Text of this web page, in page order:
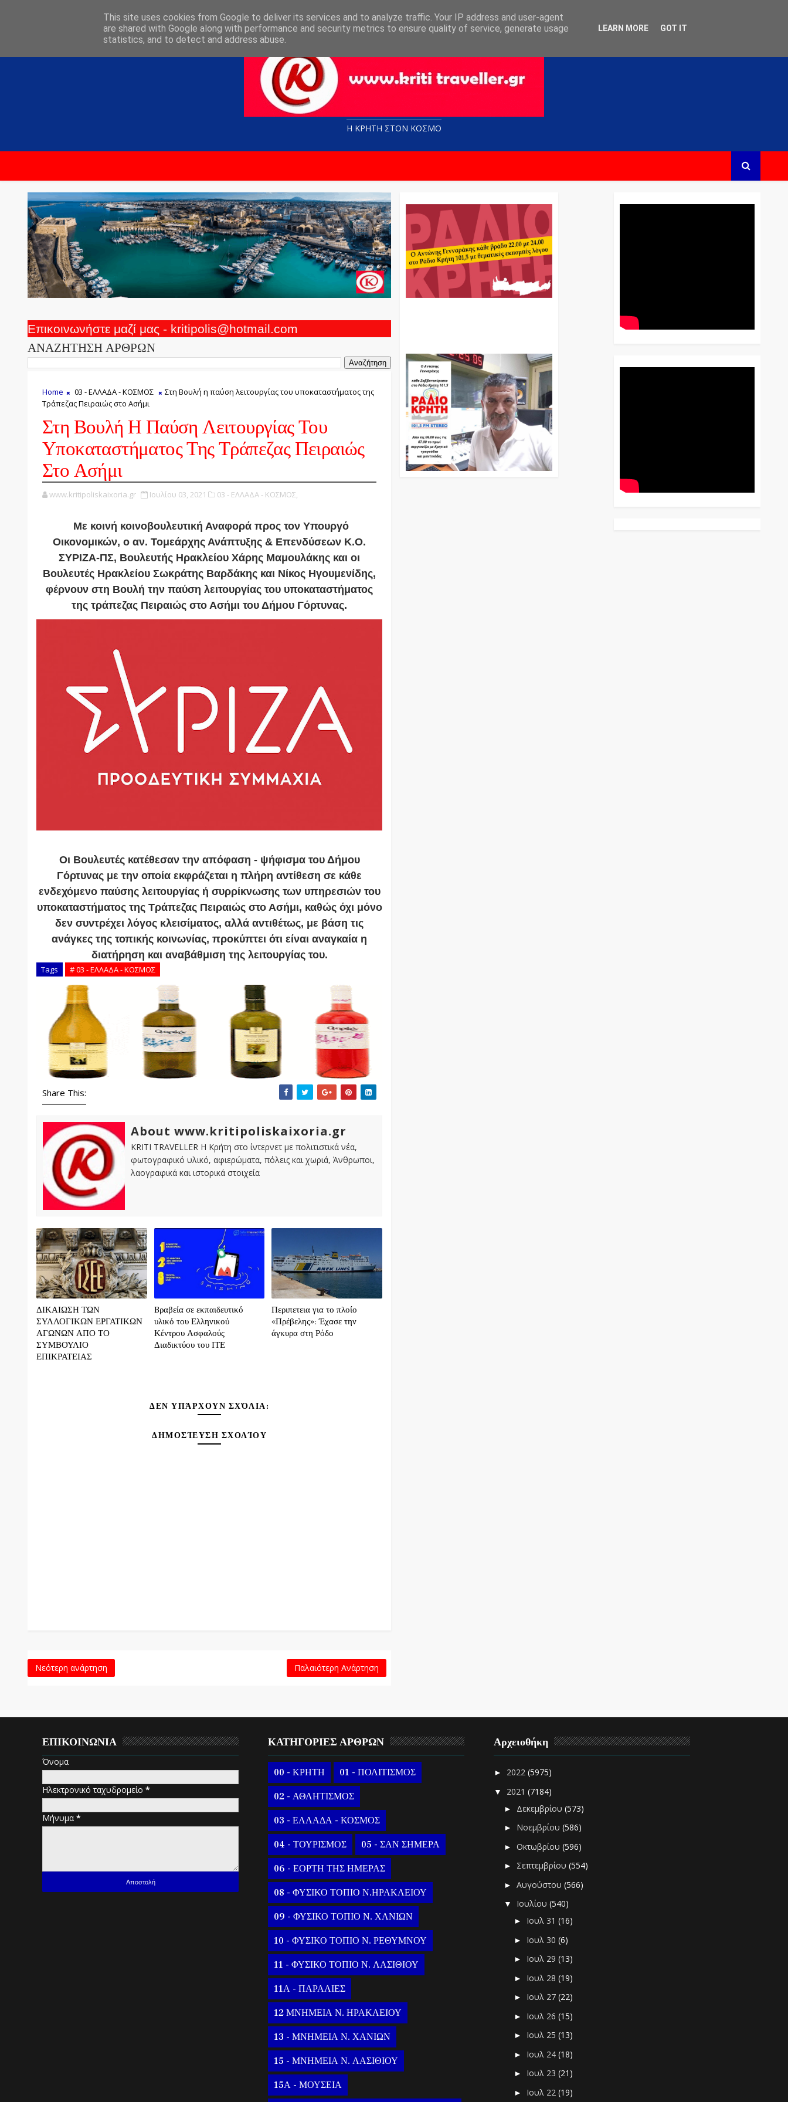
Η ΚΡΗΤΗ ΣΤΟN KOΣΜΟ
Επικοινωνήστε μαζί μας - kritipolis@hotmail.com
ΑΝΑΖΗΤΗΣΗ ΑΡΘΡΩΝ
Home 03 - ΕΛΛΑΔΑ - ΚΟΣΜΟΣ
Στη Βουλή η παύση λειτουργίας του υποκαταστήματος της
Τράπεζας Πειραιώς στο Ασήμι
Στη Βουλή Η Παύση Λειτουργίας Του
Υποκαταστήματος Της Τράπεζας Πειραιώς
Στο Ασήμι
www.kritipoliskaixoria.gr Ιουλίου 03, 2021 03 - ΕΛΛΑΔΑ - ΚΟΣΜΟΣ,
Με κοινή κοινοβουλευτική Αναφορά προς τον Υπουργό
Οικονομικών, ο αν. Τομεάρχης Ανάπτυξης & Επενδύσεων Κ.Ο.
ΣΥΡΙΖΑ-ΠΣ, Βουλευτής Ηρακλείου Χάρης Μαμουλάκης και οι
Βουλευτές Ηρακλείου Σωκράτης Βαρδάκης και Νίκος Ηγουμενίδης,
φέρνουν στη Βουλή την παύση λειτουργίας του υποκαταστήματος
της τράπεζας Πειραιώς στο Ασήμι του Δήμου Γόρτυνας.
Οι Βουλευτές κατέθεσαν την απόφαση - ψήφισμα του Δήμου
Γόρτυνας με την οποία εκφράζεται η πλήρη αντίθεση σε κάθε
ενδεχόμενο παύσης λειτουργίας ή συρρίκνωσης των υπηρεσιών του
υποκαταστήματος της Τράπεζας Πειραιώς στο Ασήμι, καθώς όχι μόνο
δεν συντρέχει λόγος κλεισίματος, αλλά αντιθέτως, με βάση τις
ανάγκες της τοπικής κοινωνίας, προκύπτει ότι είναι αναγκαία η
διατήρηση και αναβάθμιση της λειτουργίας του.
Tags # 03 - ΕΛΛΑΔΑ - ΚΟΣΜΟΣ
Share This:
About www.kritipoliskaixoria.gr
KRITI TRAVELLER Η Κρήτη στο ίντερνετ με πολιτιστικά νέα,
φωτογραφικό υλικό, αφιερώματα, πόλεις και χωριά, Άνθρωποι,
λαογραφικά και ιστορικά στοιχεία
ΔΙΚΑΙΩΣΗ ΤΩΝ
ΣΥΛΛΟΓΙΚΩΝ ΕΡΓΑΤΙΚΩΝ
ΑΓΩΝΩΝ ΑΠΟ ΤΟ
ΣΥΜΒΟΥΛΙΟ
ΕΠΙΚΡΑΤΕΙΑΣ
Bραβεία σε εκπαιδευτικό
υλικό του Ελληνικού
Κέντρου Ασφαλούς
Διαδικτύου του ΙΤΕ
Περιπετεια για το πλοίο
«Πρέβελης»: Έχασε την
άγκυρα στη Ρόδο
ΔΕΝ ΥΠΆΡΧΟΥΝ ΣΧΌΛΙΑ:
ΔΗΜΟΣΊΕΥΣΗ ΣΧΟΛΊΟΥ
Νεότερη ανάρτηση Παλαιότερη Ανάρτηση
ΕΠΙΚΟΙΝΩΝΙΑ
Όνομα
Ηλεκτρονικό ταχυδρομείο *
Μήνυμα *
ΚΑΤΗΓΟΡΙΕΣ ΑΡΘΡΩΝ
00 - ΚΡΗΤΗ 01 - ΠΟΛΙΤΙΣΜΟΣ
02 - ΑΘΛΗΤΙΣΜΟΣ
03 - ΕΛΛΑΔΑ - ΚΟΣΜΟΣ
04 - ΤΟΥΡΙΣΜΟΣ 05 - ΣΑΝ ΣΗΜΕΡΑ
06 - ΕΟΡΤΗ ΤΗΣ ΗΜΕΡΑΣ
08 - ΦΥΣΙΚΟ ΤΟΠΙΟ Ν.ΗΡΑΚΛΕΙΟΥ
09 - ΦΥΣΙΚΟ ΤΟΠΙΟ Ν. ΧΑΝΙΩΝ
10 - ΦΥΣΙΚΟ ΤΟΠΙΟ Ν. ΡΕΘΥΜΝΟΥ
11 - ΦΥΣΙΚΟ ΤΟΠΙΟ Ν. ΛΑΣΙΘΙΟΥ
11Α - ΠΑΡΑΛΙΕΣ
12 ΜΝΗΜΕΙΑ Ν. ΗΡΑΚΛΕΙΟΥ
13 - ΜΝΗΜΕΙΑ Ν. ΧΑΝΙΩΝ
15 - ΜΝΗΜΕΙΑ Ν. ΛΑΣΙΘΙΟΥ
15Α - ΜΟΥΣΕΙΑ
Αρχειοθήκη
► 2022 (5975)
▼ 2021 (7184)
► Δεκεμβρίου (573)
► Νοεμβρίου (586)
► Οκτωβρίου (596)
► Σεπτεμβρίου (554)
► Αυγούστου (566)
▼ Ιουλίου (540)
► Ιουλ 31 (16)
► Ιουλ 30 (6)
► Ιουλ 29 (13)
► Ιουλ 28 (19)
► Ιουλ 27 (22)
► Ιουλ 26 (15)
► Ιουλ 25 (13)
► Ιουλ 24 (18)
► Ιουλ 23 (21)
► Ιουλ 22 (19)
This site uses cookies from Google to deliver its services and to analyze traffic. Your IP address and user-agent
are shared with Google along with performance and security metrics to ensure quality of service, generate usage
statistics, and to detect and address abuse.
LEARN MORE GOT IT